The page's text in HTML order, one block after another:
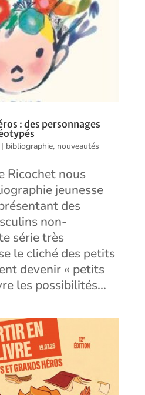
: des personnages
bibliographie, nouveautés
Ricochet nous
jeunesse
des
non-
série très
le cliché des petits
devenir « petits
les possibilités...